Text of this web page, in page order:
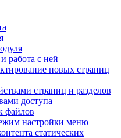
работа с ней
новых страниц
страниц и разделов
доступа
файлов
настройки меню
статических